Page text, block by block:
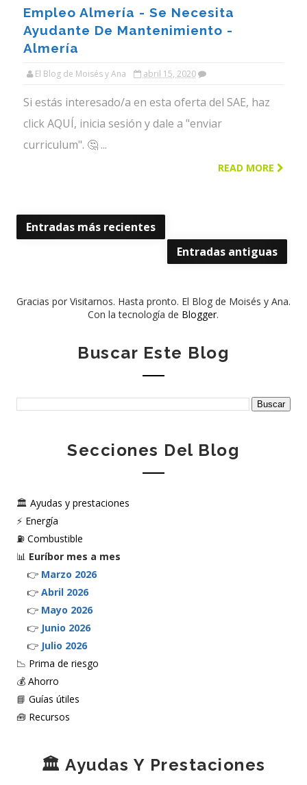
Empleo Almería - Se Necesita
Ayudante De Mantenimiento -
Almería
El Blog de Moisés y Ana abril 15, 2020
Si estás interesado/a en esta oferta del SAE, haz
click AQUÍ, inicia sesión y dale a "enviar
curriculum". 🤔 ...
READ MORE
Entradas más recientes
Entradas antiguas
Gracias por Visitarnos. Hasta pronto. El Blog de Moisés y Ana.
Con la tecnología de Blogger.
Buscar Este Blog
Secciones Del Blog
🏛️ Ayudas y prestaciones
⚡ Energía
⛽ Combustible
📊 Euríbor mes a mes
👉 Marzo 2026
👉 Abril 2026
👉 Mayo 2026
👉 Junio 2026
👉 Julio 2026
📉 Prima de riesgo
💰 Ahorro
📘 Guías útiles
🧰 Recursos
🏛️ Ayudas Y Prestaciones